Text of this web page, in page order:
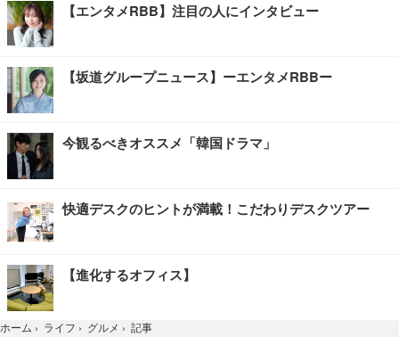
【エンタメRBB】注目の人にインタビュー
【坂道グループニュース】ーエンタメRBBー
今観るべきオススメ「韓国ドラマ」
快適デスクのヒントが満載！こだわりデスクツアー
【進化するオフィス】
ホーム › ライフ › グルメ › 記事